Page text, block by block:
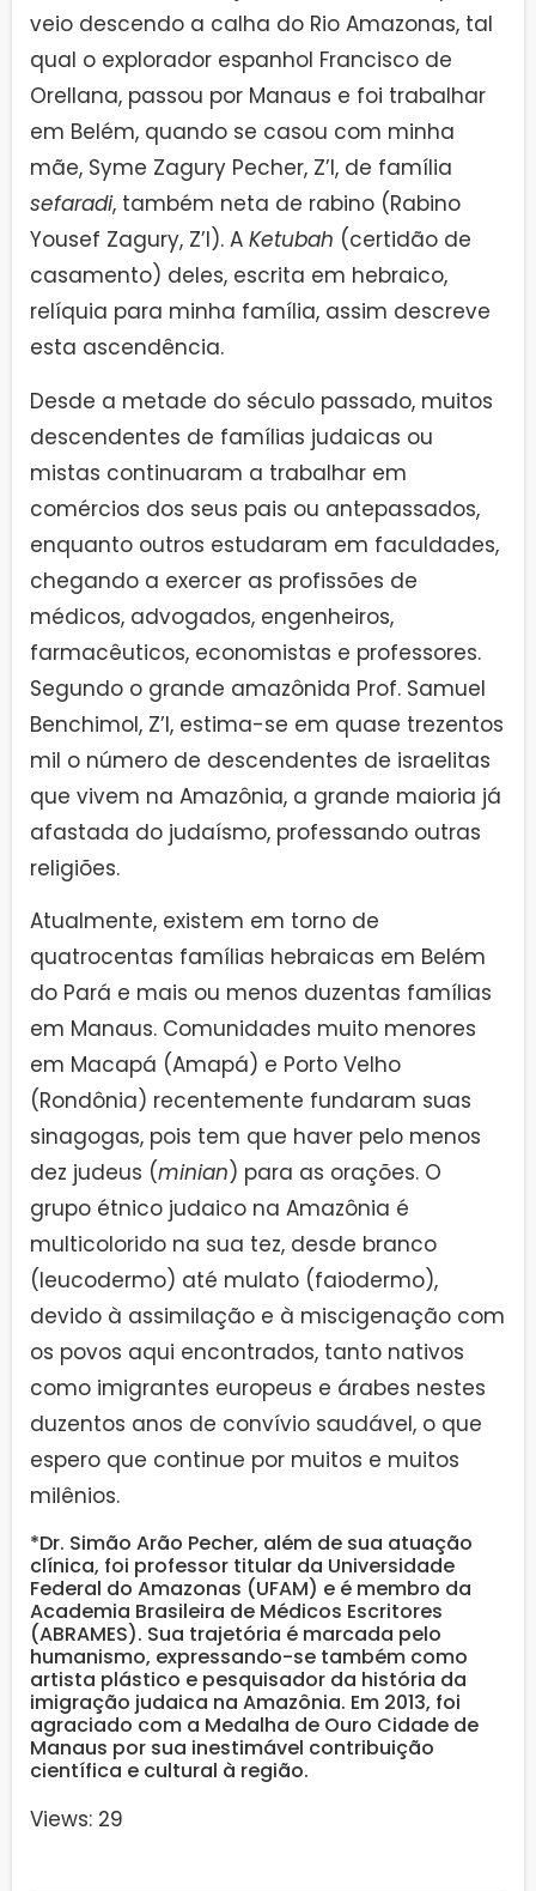
veio descendo a calha do Rio Amazonas, tal
qual o explorador espanhol Francisco de
Orellana, passou por Manaus e foi trabalhar
em Belém, quando se casou com minha
mãe, Syme Zagury Pecher, Z’l, de família
sefaradi, também neta de rabino (Rabino
Yousef Zagury, Z’l). A Ketubah (certidão de
casamento) deles, escrita em hebraico,
relíquia para minha família, assim descreve
esta ascendência.
Desde a metade do século passado, muitos
descendentes de famílias judaicas ou
mistas continuaram a trabalhar em
comércios dos seus pais ou antepassados,
enquanto outros estudaram em faculdades,
chegando a exercer as profissões de
médicos, advogados, engenheiros,
farmacêuticos, economistas e professores.
Segundo o grande amazônida Prof. Samuel
Benchimol, Z’l, estima-se em quase trezentos
mil o número de descendentes de israelitas
que vivem na Amazônia, a grande maioria já
afastada do judaísmo, professando outras
religiões.
Atualmente, existem em torno de
quatrocentas famílias hebraicas em Belém
do Pará e mais ou menos duzentas famílias
em Manaus. Comunidades muito menores
em Macapá (Amapá) e Porto Velho
(Rondônia) recentemente fundaram suas
sinagogas, pois tem que haver pelo menos
dez judeus (minian) para as orações. O
grupo étnico judaico na Amazônia é
multicolorido na sua tez, desde branco
(leucodermo) até mulato (faiodermo),
devido à assimilação e à miscigenação com
os povos aqui encontrados, tanto nativos
como imigrantes europeus e árabes nestes
duzentos anos de convívio saudável, o que
espero que continue por muitos e muitos
milênios.
*Dr. Simão Arão Pecher, além de sua atuação
clínica, foi professor titular da Universidade
Federal do Amazonas (UFAM) e é membro da
Academia Brasileira de Médicos Escritores
(ABRAMES). Sua trajetória é marcada pelo
humanismo, expressando-se também como
artista plástico e pesquisador da história da
imigração judaica na Amazônia. Em 2013, foi
agraciado com a Medalha de Ouro Cidade de
Manaus por sua inestimável contribuição
científica e cultural à região.
Views: 29